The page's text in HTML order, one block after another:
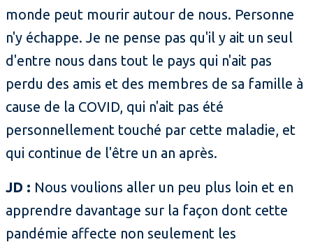
monde peut mourir autour de nous. Personne
n'y échappe. Je ne pense pas qu'il y ait un seul
d'entre nous dans tout le pays qui n'ait pas
perdu des amis et des membres de sa famille à
cause de la COVID, qui n'ait pas été
personnellement touché par cette maladie, et
qui continue de l'être un an après.
JD : Nous voulions aller un peu plus loin et en
apprendre davantage sur la façon dont cette
pandémie affecte non seulement les